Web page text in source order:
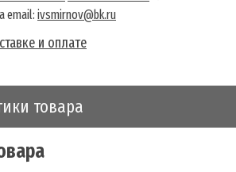
email: ivsmirnov@bk.ru
и оплате
товара